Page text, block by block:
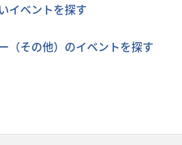
イベントを探す
（その他）のイベントを探す